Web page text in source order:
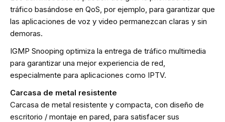
tráfico basándose en QoS, por ejemplo, para garantizar que
las aplicaciones de voz y video permanezcan claras y sin
demoras.
IGMP Snooping optimiza la entrega de tráfico multimedia
para garantizar una mejor experiencia de red,
especialmente para aplicaciones como IPTV.
Carcasa de metal resistente
Carcasa de metal resistente y compacta, con diseño de
escritorio / montaje en pared, para satisfacer sus